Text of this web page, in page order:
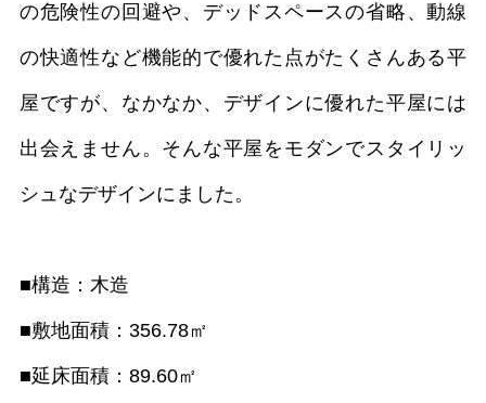
の危険性の回避や、デッドスペースの省略、動線
の快適性など機能的で優れた点がたくさんある平
屋ですが、なかなか、デザインに優れた平屋には
出会えません。そんな平屋をモダンでスタイリッ
シュなデザインにました。
■構造：木造
■敷地面積：356.78㎡
■延床面積：89.60㎡